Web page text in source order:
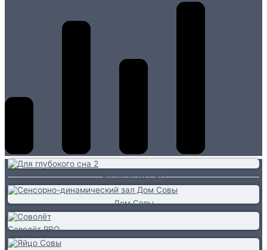
Ветеранам СВО
Дом Совы
Соволёт PRO